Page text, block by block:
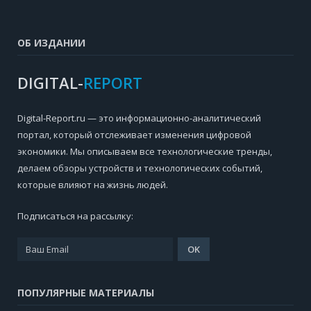
ОБ ИЗДАНИИ
DIGITAL-REPORT
Digital-Report.ru — это информационно-аналитический
портал, который отслеживает изменения цифровой
экономики. Мы описываем все технологические тренды,
делаем обзоры устройств и технологических событий,
которые влияют на жизнь людей.
Подписаться на рассылку:
ПОПУЛЯРНЫЕ МАТЕРИАЛЫ